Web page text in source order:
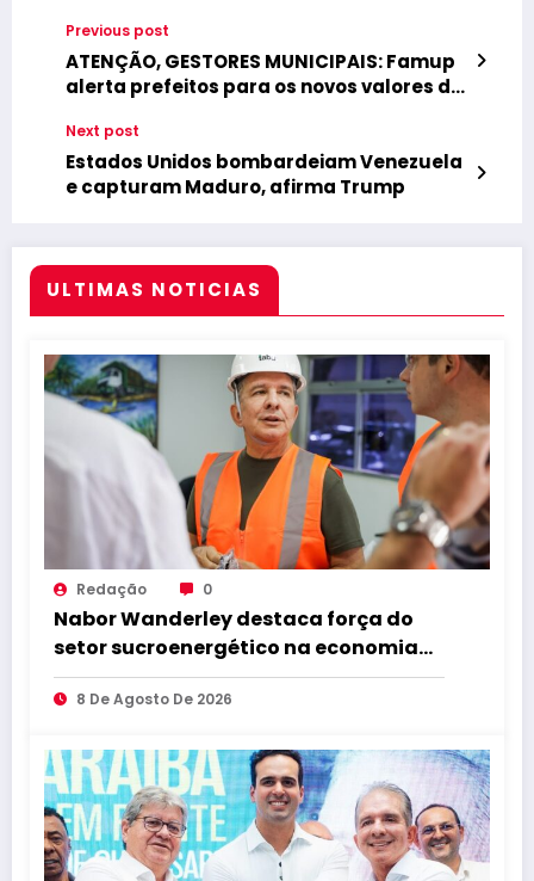
Previous post
ATENÇÃO, GESTORES MUNICIPAIS: Famup
alerta prefeitos para os novos valores da
janeiro de 2026
Next post
Estados Unidos bombardeiam Venezuela
e capturam Maduro, afirma Trump
ULTIMAS NOTICIAS
Redação 0
Nabor Wanderley destaca força do
setor sucroenergético na economia
da Paraíba durante visita à Destilaria
Tabu
8 De Agosto De 2026